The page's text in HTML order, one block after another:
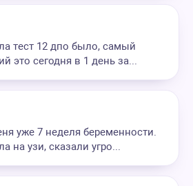
тест 12 дпо было, самый
это сегодня в 1 день за...
уже 7 неделя беременности.
на узи, сказали угро...